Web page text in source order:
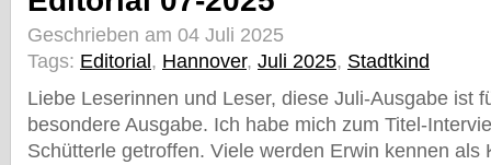
Geschrieben am 04 Juli 2025
Tags: Editorial , Hannover, Juli 2025, Stadtkind
Liebe Leserinnen und Leser, diese Juli-Ausgabe ist
besondere Ausgabe. Ich habe mich zum Titel-
Schütterle getroffen. Viele werden Erwin kennen als